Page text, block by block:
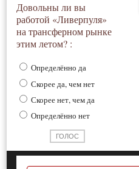
Довольны ли вы
работой «Ливерпуля»
на трансферном рынке
этим летом? :
Определённо да
Скорее да, чем нет
Скорее нет, чем да
Определённо нет